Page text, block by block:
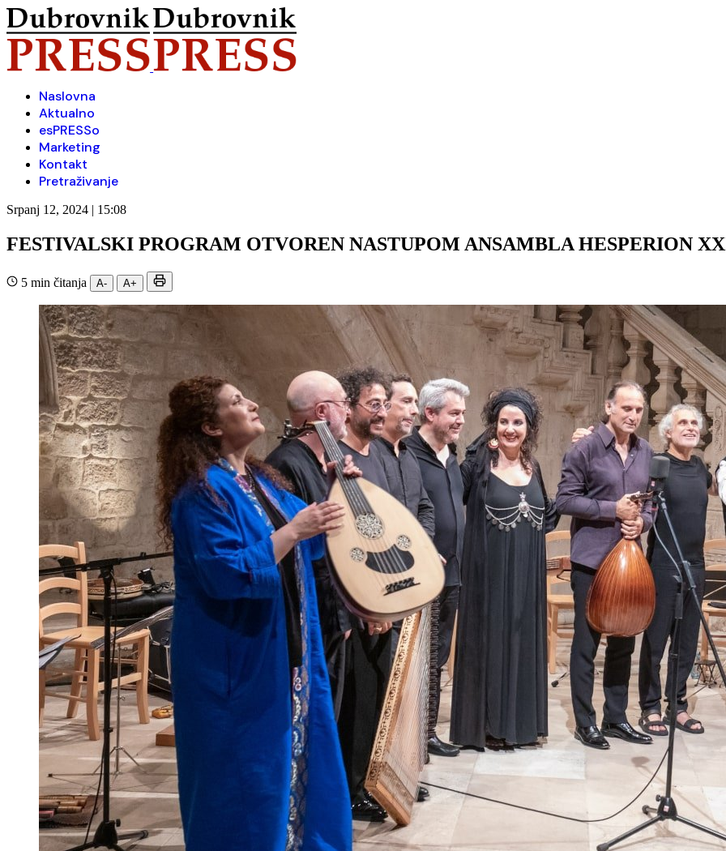
Naslovna
Aktualno
esPRESSo
Marketing
Kontakt
Pretraživanje
Srpanj 12, 2024 | 15:08
FESTIVALSKI PROGRAM OTVOREN NASTUPOM ANSAMBLA HESPERION
5 min čitanja A- A+